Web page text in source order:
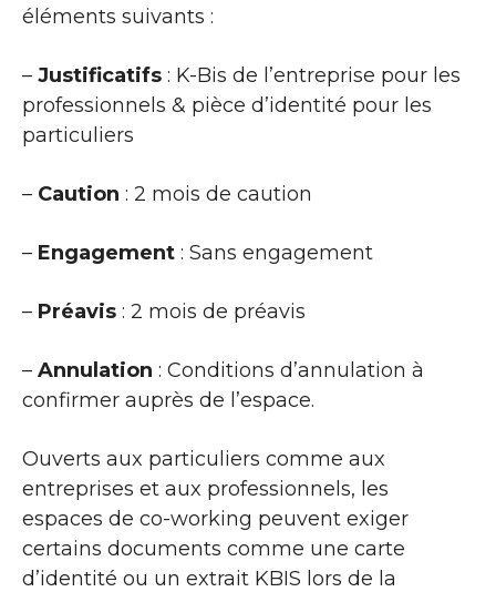
éléments suivants :
– Justificatifs : K-Bis de l’entreprise pour les
professionnels & pièce d’identité pour les
particuliers
– Caution : 2 mois de caution
– Engagement : Sans engagement
– Préavis : 2 mois de préavis
– Annulation : Conditions d’annulation à
confirmer auprès de l’espace.
Ouverts aux particuliers comme aux
entreprises et aux professionnels, les
espaces de co-working peuvent exiger
certains documents comme une carte
d’identité ou un extrait KBIS lors de la